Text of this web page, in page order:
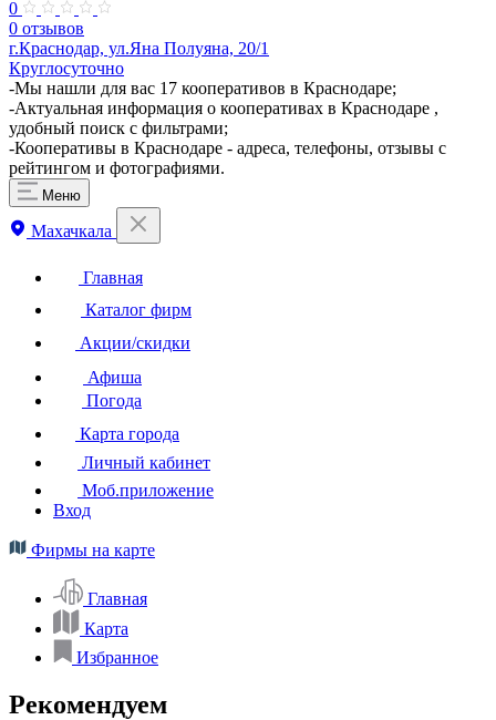
0
0 отзывов
г.Краснодар, ул.Яна Полуяна, 20/1
Круглосуточно
-Мы нашли для вас 17 кооперативов в Краснодаре;
-Актуальная информация о кооперативах в Краснодаре ,
удобный поиск с фильтрами;
-Кооперативы в Краснодаре - адреса, телефоны, отзывы с
рейтингом и фотографиями.
Меню
Махачкала
Главная
Каталог фирм
Акции/скидки
Афиша
Погода
Карта города
Личный кабинет
Моб.приложение
Вход
Фирмы на карте
Главная
Карта
Избранное
Рекомендуем